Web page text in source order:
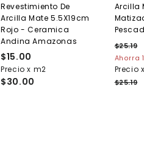
Revestimiento De
Arcilla Mate 5.5X19cm
Rojo - Ceramica
Andina Amazonas
$15.00
1
5
Precio x m2
$30.00
Arcilla
P
r
e
c
$25.19$
2
5
Ahorra
Precio
$25.19